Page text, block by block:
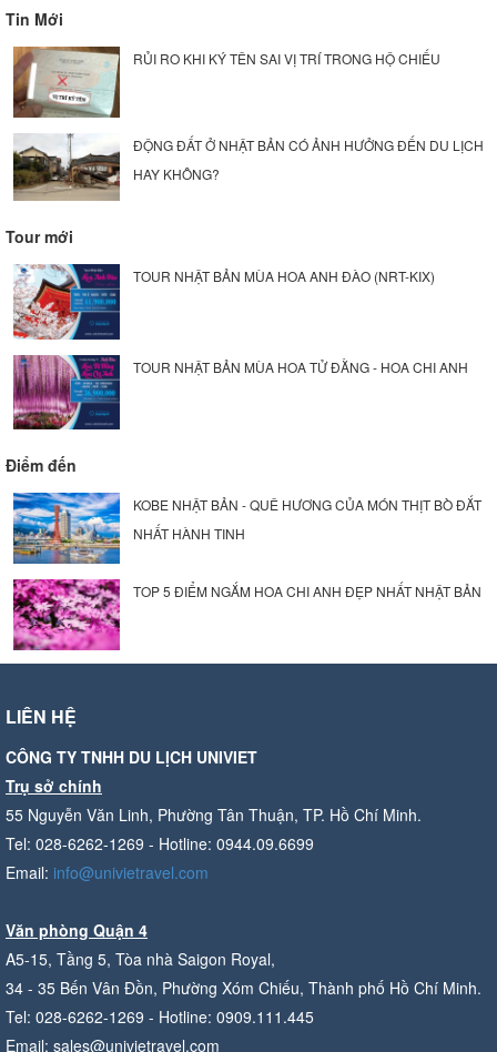
Tin Mới
RỦI RO KHI KÝ TÊN SAI VỊ TRÍ TRONG HỘ CHIẾU
ĐỘNG ĐẤT Ở NHẬT BẢN CÓ ẢNH HƯỞNG ĐẾN DU LỊCH
HAY KHÔNG?
Tour mới
TOUR NHẬT BẢN MÙA HOA ANH ĐÀO (NRT-KIX)
TOUR NHẬT BẢN MÙA HOA TỬ ĐẰNG - HOA CHI ANH
Điểm đến
KOBE NHẬT BẢN - QUÊ HƯƠNG CỦA MÓN THỊT BÒ ĐẮT
NHẤT HÀNH TINH
TOP 5 ĐIỂM NGẮM HOA CHI ANH ĐẸP NHẤT NHẬT BẢN
LIÊN HỆ
CÔNG TY TNHH DU LỊCH UNIVIET
Trụ sở chính
55 Nguyễn Văn Linh, Phường Tân Thuận, TP. Hồ Chí Minh.
Tel: 028-6262-1269 - Hotline: 0944.09.6699
Email: info@univietravel.com
Văn phòng Quận 4
A5-15, Tầng 5, Tòa nhà Saigon Royal,
34 - 35 Bến Vân Đồn, Phường Xóm Chiếu, Thành phố Hồ Chí Minh.
Tel: 028-6262-1269 - Hotline: 0909.111.445
Email: sales@univietravel.com